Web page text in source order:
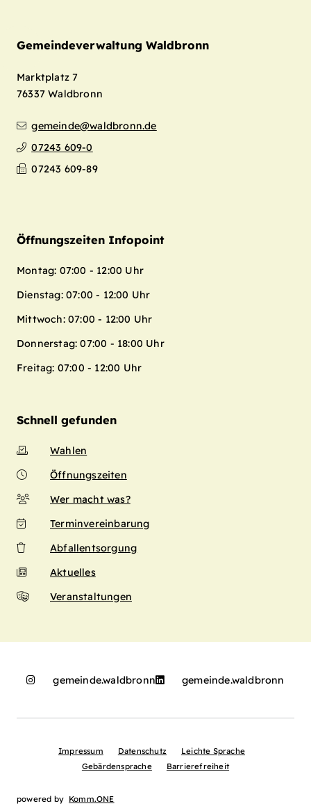
Gemeindeverwaltung Waldbronn
Marktplatz 7
76337 Waldbronn
gemeinde@waldbronn.de
07243 609-0
07243 609-89
Öffnungszeiten Infopoint
Montag: 07:00 - 12:00 Uhr
Dienstag: 07:00 - 12:00 Uhr
Mittwoch: 07:00 - 12:00 Uhr
Donnerstag: 07:00 - 18:00 Uhr
Freitag: 07:00 - 12:00 Uhr
Schnell gefunden
Wahlen
Öffnungszeiten
Wer macht was?
Terminvereinbarung
Abfallentsorgung
Aktuelles
Veranstaltungen
gemeinde.waldbronn gemeinde.waldbronn
Impressum Datenschutz
Leichte Sprache
Gebärdensprache
Barrierefreiheit
powered by Komm.ONE